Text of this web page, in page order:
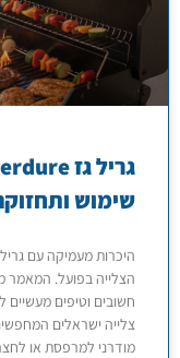
שימוש
הצלייה בפועל. המאמר
חשובים וטיפים מעשיים
צלייה ישראלים
מודרני למרפסת או